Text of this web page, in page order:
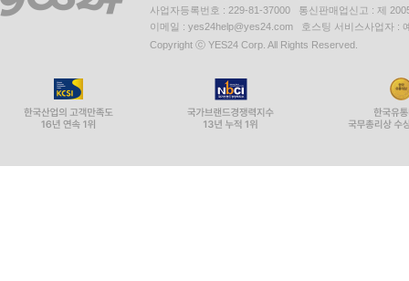
사업자등록번호 : 229-81-37000 통신판매업신고 : 제
이메일 : yes24help@yes24.com 호스팅 서비스사업자 :
Copyright ⓒ YES24 Corp. All Rights Reserved.